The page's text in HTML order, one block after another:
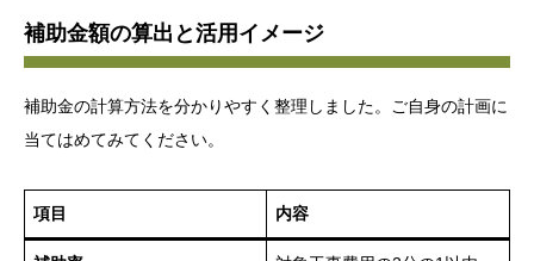
補助金額の算出と活用イメージ
補助金の計算方法を分かりやすく整理しました。ご自身の計画に
当てはめてみてください。
項目 内容